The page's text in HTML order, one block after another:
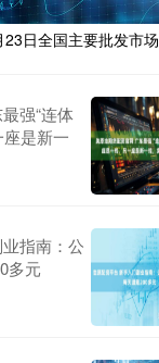
日全国主要批发市场
强“连体
是新一
指南：公
多元